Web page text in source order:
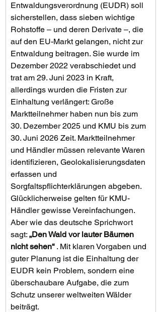
Entwaldungsverordnung (EUDR) soll
sicherstellen, dass sieben wichtige
Rohstoffe – und deren Derivate –, die
auf den EU-Markt gelangen, nicht zur
Entwaldung beitragen. Sie wurde im
Dezember 2022 verabschiedet und
trat am 29. Juni 2023 in Kraft,
allerdings wurden die Fristen zur
Einhaltung verlängert: Große
Marktteilnehmer haben nun bis zum
30. Dezember 2025 und KMU bis zum
30. Juni 2026 Zeit. Marktteilnehmer
und Händler müssen relevante Waren
identifizieren, Geolokalisierungsdaten
erfassen und
Sorgfaltspflichterklärungen abgeben.
Glücklicherweise gelten für KMU-
Händler gewisse Vereinfachungen.
Aber wie das deutsche Sprichwort
sagt: „Den Wald vor lauter Bäumen
nicht sehen“ . Mit klaren Vorgaben und
guter Planung ist die Einhaltung der
EUDR kein Problem, sondern eine
überschaubare Aufgabe, die zum
Schutz unserer weltweiten Wälder
beiträgt.